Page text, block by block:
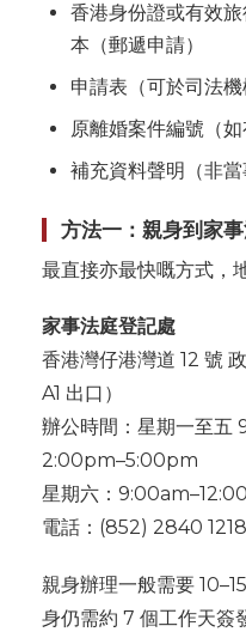
香港身份證或有效
本（郵遞申請）
申請表（可於司法機
原離婚案件編號（如
補充資料聲明（非當
方法一：親身到家
最直接亦最快嘅方式，
家事法庭登記處
香港灣仔港灣道 12 號
A1 出口）
辦公時間：星期一至五
2:00pm–5:00pm
星期六：
電話：(852) 2840 1218
親身辦理一般需要
身仍需約 7 個工作天簽